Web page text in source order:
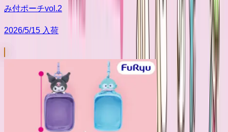
み付ポーチvol.2
2026/5/15 入荷